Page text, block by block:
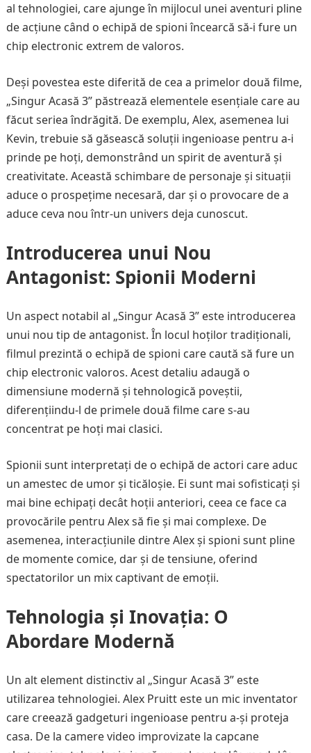
al tehnologiei, care ajunge în mijlocul unei aventuri pline
de acțiune când o echipă de spioni încearcă să-i fure un
chip electronic extrem de valoros.
Deși povestea este diferită de cea a primelor două filme,
„Singur Acasă 3” păstrează elementele esențiale care au
făcut seriea îndrăgită. De exemplu, Alex, asemenea lui
Kevin, trebuie să găsească soluții ingenioase pentru a-i
prinde pe hoți, demonstrând un spirit de aventură și
creativitate. Această schimbare de personaje și situații
aduce o prospețime necesară, dar și o provocare de a
aduce ceva nou într-un univers deja cunoscut.
Introducerea unui Nou
Antagonist: Spionii Moderni
Un aspect notabil al „Singur Acasă 3” este introducerea
unui nou tip de antagonist. În locul hoților tradiționali,
filmul prezintă o echipă de spioni care caută să fure un
chip electronic valoros. Acest detaliu adaugă o
dimensiune modernă și tehnologică poveștii,
diferențiindu-l de primele două filme care s-au
concentrat pe hoți mai clasici.
Spionii sunt interpretați de o echipă de actori care aduc
un amestec de umor și ticăloșie. Ei sunt mai sofisticați și
mai bine echipați decât hoții anteriori, ceea ce face ca
provocările pentru Alex să fie și mai complexe. De
asemenea, interacțiunile dintre Alex și spioni sunt pline
de momente comice, dar și de tensiune, oferind
spectatorilor un mix captivant de emoții.
Tehnologia și Inovația: O
Abordare Modernă
Un alt element distinctiv al „Singur Acasă 3” este
utilizarea tehnologiei. Alex Pruitt este un mic inventator
care creează gadgeturi ingenioase pentru a-și proteja
casa. De la camere video improvizate la capcane